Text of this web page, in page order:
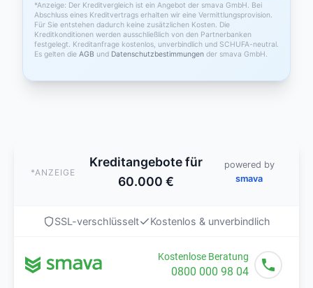
*Anzeige: Der Kreditvergleich ist ein Angebot der smava GmbH. Bei
Abschluss eines Kreditvertrags erhalten wir eine Vermittlungsprovision.
Für Sie entstehen dadurch keine zusätzlichen Kosten. Die
Kreditkonditionen werden ausschließlich von den Partnerbanken
festgelegt. Kreditanfrage kostenlos, unverbindlich und SCHUFA-neutral.
Es gelten die AGB und Datenschutzbestimmungen der smava GmbH.
*ANZEIGE
Kreditangebote für
60.000 €
powered by
smava
SSL-verschlüsselt Kostenlos & unverbindlich